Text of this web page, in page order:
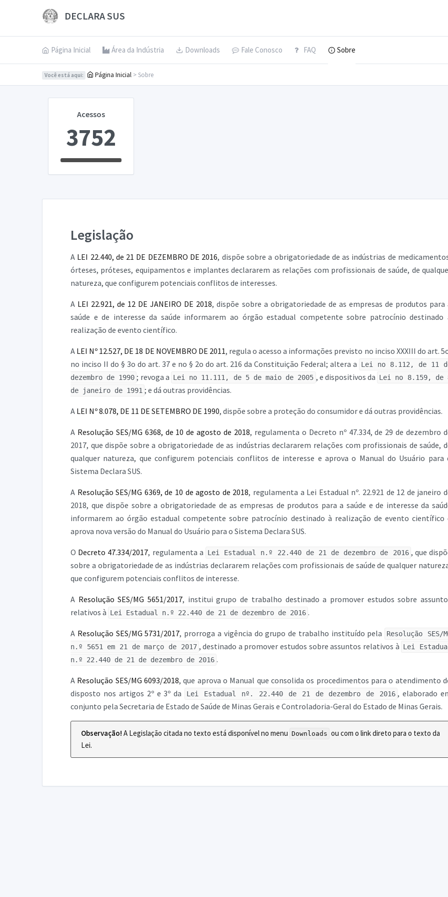
DECLARA SUS
Página Inicial Área da Indústria Downloads Fale Conosco FAQ Sobre
Você está aqui: Página Inicial > Sobre
Acessos
3752
Legislação
A LEI 22.440, de 21 DE DEZEMBRO DE 2016, dispõe sobre a obrigatoriedade de as indústrias de
órteses, próteses, equipamentos e implantes declararem as relações com profissionais de saúde, de
natureza, que configurem potenciais conflitos de interesses.
A LEI 22.921, de 12 DE JANEIRO DE 2018, dispõe sobre a obrigatoriedade de as empresas de produtos para
saúde e de interesse da saúde informarem ao órgão estadual competente sobre patrocínio destinado
realização de evento científico.
A LEI Nº 12.527, DE 18 DE NOVEMBRO DE 2011, regula o acesso a informações previsto no inciso XXXIII do art.
no inciso II do § 3o do art. 37 e no § 2o do art. 216 da Constituição Federal; altera a
Lei no 8.112, de 11
dezembro de 1990 ; revoga a Lei no 11.111, de 5 de maio de 2005 , e dispositivos da Lei no 8.159, de
de janeiro de 1991 ; e dá outras providências.
A LEI Nº 8.078, DE 11 DE SETEMBRO DE 1990, dispõe sobre a proteção do consumidor e dá outras providências.
A Resolução SES/MG 6368, de 10 de agosto de 2018, regulamenta o Decreto nº 47.334, de 29 de dezembro
2017, que dispõe sobre a obrigatoriedade de as indústrias declararem relações com profissionais de saúde,
qualquer natureza, que configurem potenciais conflitos de interesse e aprova o Manual do Usuário para
Sistema Declara SUS.
A Resolução SES/MG 6369, de 10 de agosto de 2018, regulamenta a Lei Estadual nº. 22.921 de 12 de janeiro
2018, que dispõe sobre a obrigatoriedade de as empresas de produtos para a saúde e de interesse da
informarem ao órgão estadual competente sobre patrocínio destinado à realização de evento científico
aprova nova versão do Manual do Usuário para o Sistema Declara SUS.
O Decreto 47.334/2017, regulamenta a Lei Estadual n.º 22.440 de 21 de dezembro de 2016 , que
sobre a obrigatoriedade de as indústrias declararem relações com profissionais de saúde de qualquer
que configurem potenciais conflitos de interesse.
A Resolução SES/MG 5651/2017, institui grupo de trabalho destinado a promover estudos sobre
relativos à Lei Estadual n.º 22.440 de 21 de dezembro de 2016 .
A Resolução SES/MG 5731/2017, prorroga a vigência do grupo de trabalho instituído pela
Resolução SES/
n.º 5651 em 21 de março de 2017 , destinado a promover estudos sobre assuntos relativos à Lei
n.º 22.440 de 21 de dezembro de 2016 .
A Resolução SES/MG 6093/2018, que aprova o Manual que consolida os procedimentos para o atendimento
disposto nos artigos 2º e 3º da
Lei Estadual nº. 22.440 de 21 de dezembro de 2016 , elaborado
conjunto pela Secretaria de Estado de Saúde de Minas Gerais e Controladoria-Geral do Estado de Minas Gerais.
Observação! A Legislação citada no texto está disponível no menu Downloads ou com o link direto para o texto da
Lei.